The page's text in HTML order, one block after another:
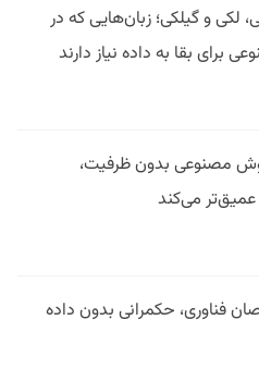
لکی و گیلکی؛ زبان‌هایی که در
بقا به داده نیاز دارند
مصنوعی بدون ظرفیت،
می‌کند
فناوری، حکمرانی بدون داده